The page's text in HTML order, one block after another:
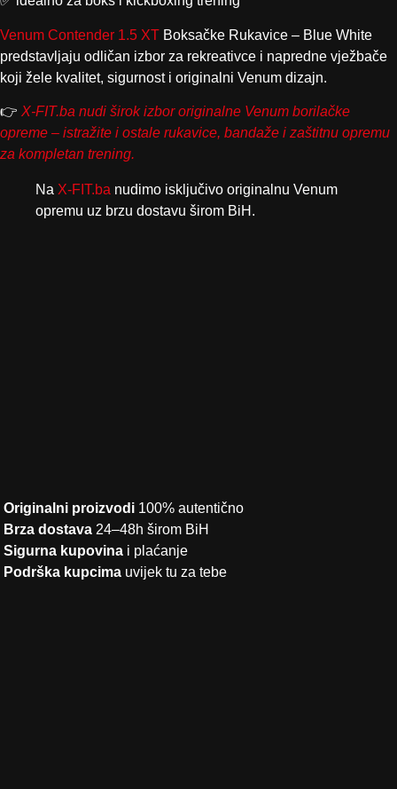
Venum Contender 1.5 XT Boksačke Rukavice – Blue White
predstavljaju odličan izbor za rekreativce i napredne vježbače
koji žele kvalitet, sigurnost i originalni Venum dizajn.
👉 X-FIT.ba nudi širok izbor originalne Venum borilačke
opreme – istražite i ostale rukavice, bandaže i zaštitnu opremu
za kompletan trening.
Na X-FIT.ba nudimo isključivo originalnu Venum
opremu uz brzu dostavu širom BiH.
Originalni proizvodi 100% autentično
Brza dostava 24–48h širom BiH
Sigurna kupovina i plaćanje
Podrška kupcima uvijek tu za tebe